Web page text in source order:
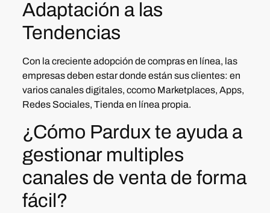
Adaptación a las
Tendencias
Con la creciente adopción de compras en línea, las
empresas deben estar donde están sus clientes: en
varios canales digitales, ccomo Marketplaces, Apps,
Redes Sociales, Tienda en línea propia.
¿Cómo Pardux te ayuda a
gestionar multiples
canales de venta de forma
fácil?